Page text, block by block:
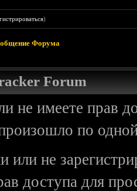
)
Форума
Forum
не имеете прав
по
или не
доступа для